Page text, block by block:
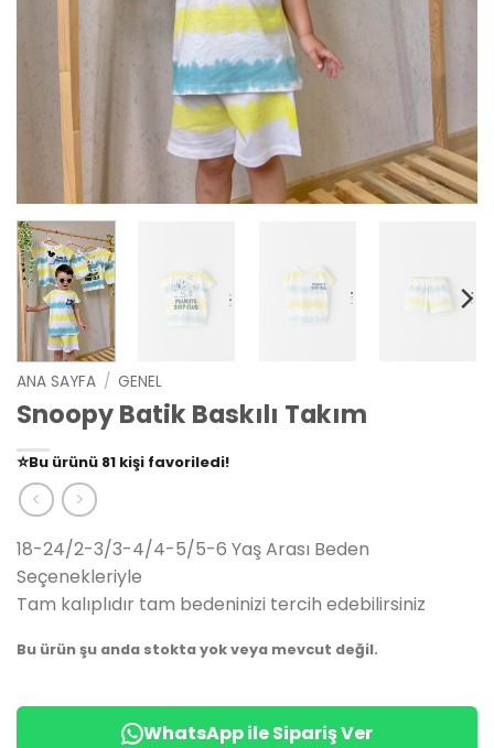
ANA SAYFA / GENEL
Snoopy Batik Baskılı Takım
⭐️Bu ürünü 81 kişi favoriledi!
🛒39 kişisepetine ekledi!
✅ Bugün 14 adet
18-24/2-3/3-4/4-5/5-6 Yaş Arası Beden
Seçenekleriyle
Tam kalıplıdır tam bedeninizi tercih edebilirsiniz
Bu ürün şu anda stokta yok veya mevcut değil.
WhatsApp ile Sipariş Ver